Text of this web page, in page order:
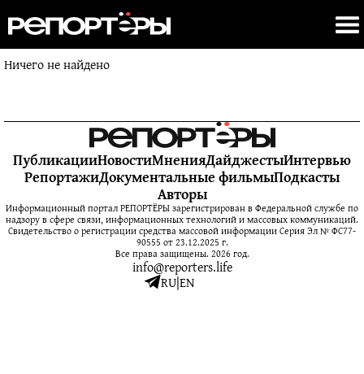
Ничего не найдено
ПубликацииНовостиМненияДайджестыИнтервью
РепортажиДокументальные фильмыПодкасты
Авторы
Информационный портал РЕПОРТЁРЫ зарегистрирован в Федеральной службе по
надзору в сфере связи, информационных технологий и массовых коммуникаций.
Свидетельство о регистрации средства массовой информации Серия Эл № ФС77-
90555 от 23.12.2025 г.
Все права защищены. 2026 год.
info@reporters.life
RU|EN